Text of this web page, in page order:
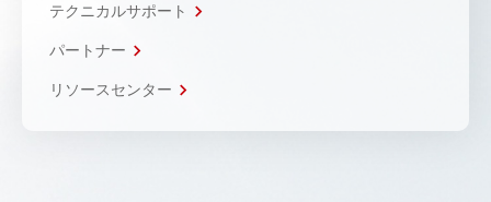
テクニカルサポート
パートナー
リソースセンター